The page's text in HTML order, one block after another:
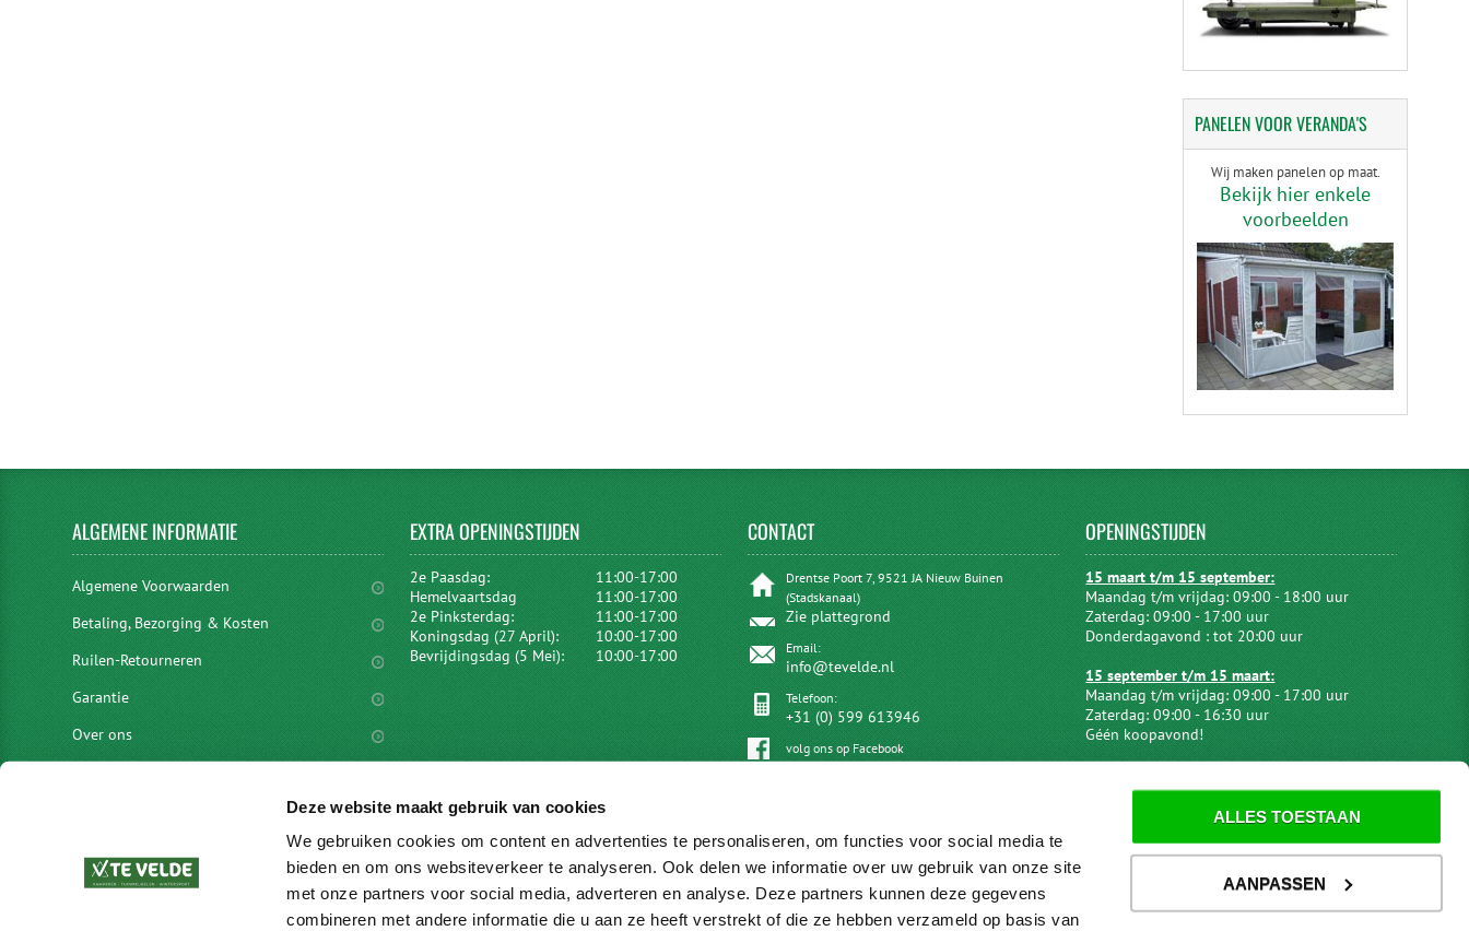
Deze website maakt gebruik van cookies
We gebruiken cookies om content en advertenties te personaliseren, om functies voor social media te
bieden en om ons websiteverkeer te analyseren. Ook delen we informatie over uw gebruik van onze site
met onze partners voor social media, adverteren en analyse. Deze partners kunnen deze gegevens
combineren met andere informatie die u aan ze heeft verstrekt of die ze hebben verzameld op basis van
ALLES TOESTAAN
AANPASSEN
PANELENVOOR VERANDA'S
Wij maken panelen op maat.
Bekijk hier enkele
voorbeelden
ALGEMENEINFORMATIE
Algemene Voorwaarden
Betaling, Bezorging & Kosten
Ruilen-Retourneren
Garantie
Over ons
vacatures
EXTRAOPENINGSTIJDEN
2e Paasdag:
11:00-17:00
Hemelvaartsdag
11:00-17:00
2e Pinksterdag:
11:00-17:00
Koningsdag (27 April):
10:00-17:00
Bevrijdingsdag (5 Mei):
10:00-17:00
CONTACT
Drentse Poort 7, 9521 JA Nieuw Buinen
(Stadskanaal)
Zie plattegrond
Email:
info@tevelde.nl
Telefoon:
+31 (0) 599 613946
volg ons op Facebook
OPENINGSTIJDEN
15 maart t/m 15 september:
Maandag t/m vrijdag: 09:00 - 18:00 uur
Zaterdag: 09:00 - 17:00 uur
Donderdagavond : tot 20:00 uur
15 september t/m 15 maart:
Maandag t/m vrijdag: 09:00 - 17:00 uur
Zaterdag: 09:00 - 16:30 uur
Géén koopavond!